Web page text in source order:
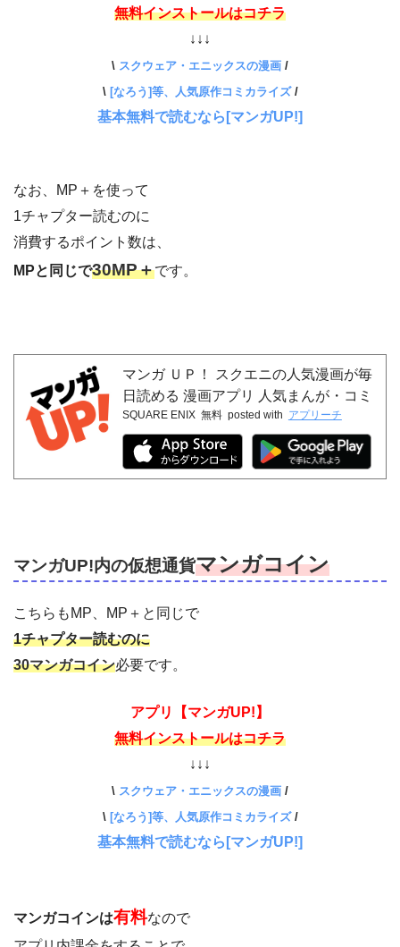
無料インストールはコチラ
↓↓↓
\ スクウェア・エニックスの漫画 /
\ [なろう]等、人気原作コミカライズ/
基本無料で読むなら[マンガUP!]
なお、MP＋を使って
1チャプター読むのに
消費するポイント数は、
MPと同じで30MP＋です。
マンガ ＵＰ！ スクエニの人気漫画が毎
日読める 漫画アプリ 人気まんが・コミ
ックが無料
SQUARE ENIX 無料 posted with アプリーチ
マンガUP!内の仮想通貨マンガコイン
こちらもMP、MP＋と同じで
1チャプター読むのに
30マンガコイン必要です。
アプリ【マンガUP!】
無料インストールはコチラ
↓↓↓
\ スクウェア・エニックスの漫画 /
\ [なろう]等、人気原作コミカライズ/
基本無料で読むなら[マンガUP!]
マンガコインは有料なので